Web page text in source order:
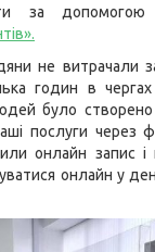
за допомогою
.
не витрачали
годин в чергах
було
послуги через
онлайн запис і
онлайн у